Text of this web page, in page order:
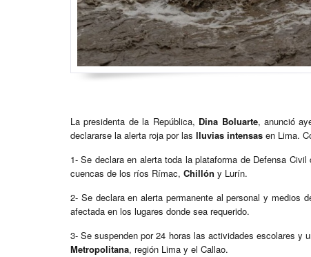
La presidenta de la República, Dina Boluarte, anunció
declararse la alerta roja por las lluvias intensas en Lima.
1- Se declara en alerta toda la plataforma de Defensa
cuencas de los ríos Rímac, Chillón y Lurín.
2- Se declara en alerta permanente al personal y medios
afectada en los lugares donde sea requerido.
3- Se suspenden por 24 horas las actividades escolares
Metropolitana, región Lima y el Callao.